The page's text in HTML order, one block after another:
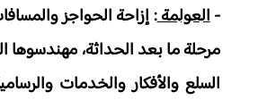
-العولمة: إزاحة الحواجز
مرحلة ما بعد الحداثة، مهندسوها
السلع والأفكار والخدمات